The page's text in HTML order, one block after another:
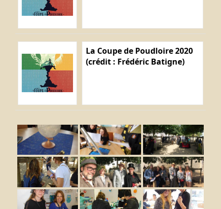
La Coupe de Poudloire 2020
(crédit : Frédéric Batigne)